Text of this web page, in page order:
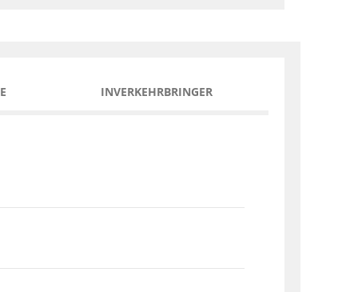
INVERKEHRBRINGER